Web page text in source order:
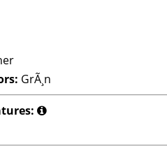
GrÃ¸n